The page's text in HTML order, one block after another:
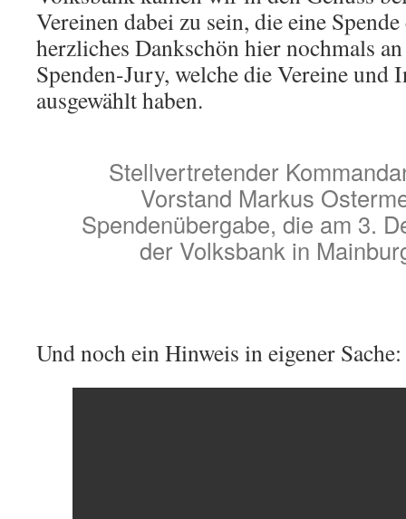
Vereinen dabei zu sein, die eine
herzliches Dankschön hier nochmals
Spenden-Jury, welche die Vereine und
ausgewählt haben.
Stellvertretender
Vorstand Markus
Spendenübergabe, die am 3.
der Volksbank in
Und noch ein Hinweis in eigener Sache: